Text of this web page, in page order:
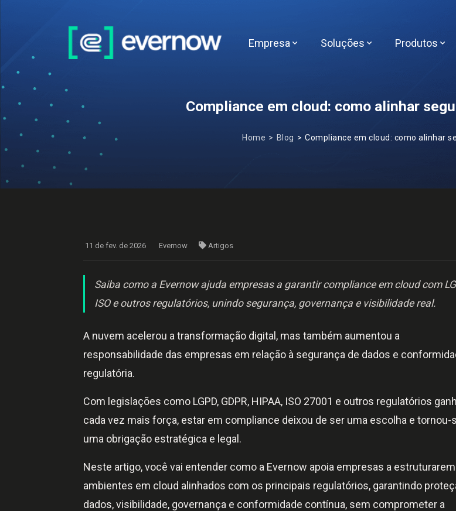
Empresa Soluções Produtos
Compliance em cloud: como alinhar
Home Blog Compliance em cloud: como alinhar
11 de fev. de 2026 Evernow Artigos
Saiba como a Evernow ajuda empresas a garantir compliance em cloud com
ISO e outros regulatórios, unindo segurança, governança e visibilidade real.
A nuvem acelerou a transformação digital, mas também aumentou a
responsabilidade das empresas em relação à segurança de dados e
regulatória.
Com legislações como LGPD, GDPR, HIPAA, ISO 27001 e outros regulatórios
cada vez mais força, estar em compliance deixou de ser uma escolha e tornou-
uma obrigação estratégica e legal.
Neste artigo, você vai entender como a Evernow apoia empresas a estruturarem
ambientes em cloud alinhados com os principais regulatórios, garantindo
dados, visibilidade, governança e conformidade contínua, sem comprometer a